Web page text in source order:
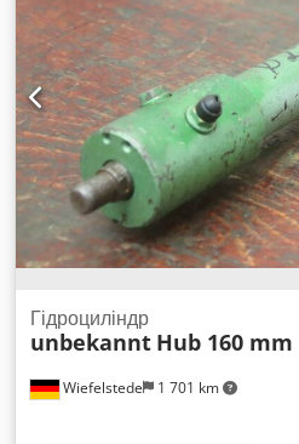
Wiefelstede 1 701 km
Гідроциліндр
unbekannt Hub 160 mm